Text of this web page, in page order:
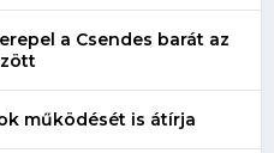
a Csendes barát az
működését is átírja